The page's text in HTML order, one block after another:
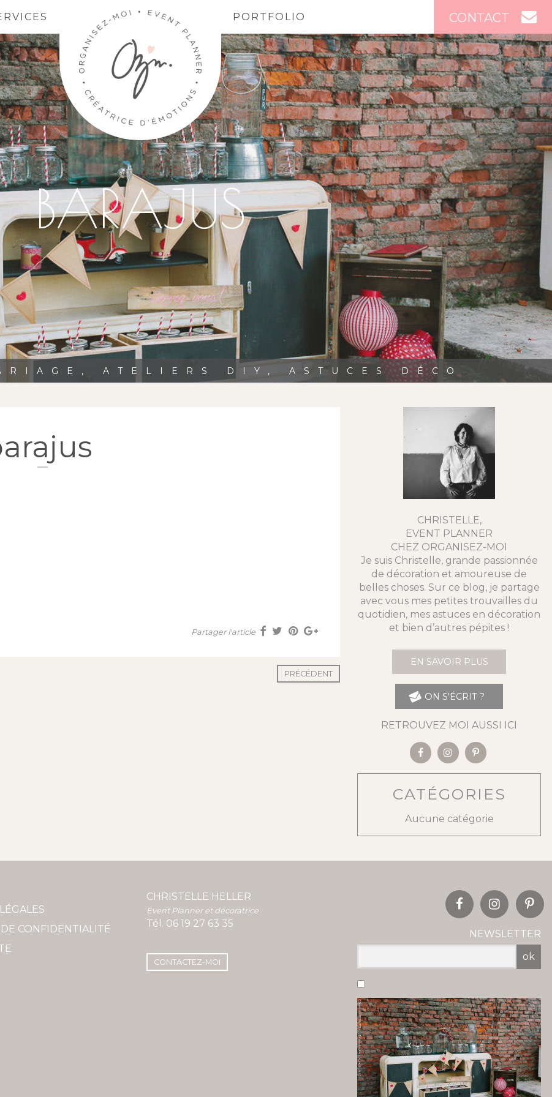
CONTACT
PORTFOLIO
BARAJUS
ATELIERS DIY, ASTUCES DÉCO
Partager l'article
PRÉCÉDENT
CHRISTELLE,
EVENT PLANNER
CHEZ ORGANISEZ-MOI
Je suis Christelle, grande passionnée
de décoration et amoureuse de
belles choses. Sur ce blog, je partage
avec vous mes petites trouvailles du
quotidien, mes astuces en décoration
et bien d’autres pépites !
EN SAVOIR PLUS
ON S'ÉCRIT ?
RETROUVEZ MOI AUSSI ICI
CATÉGORIES
Aucune catégorie
CONFIDENTIALITÉ
CHRISTELLE HELLER
Event Planner et décoratrice
Tél. 06 19 27 63 35
CONTACTEZ-MOI
NEWSLETTER
ok